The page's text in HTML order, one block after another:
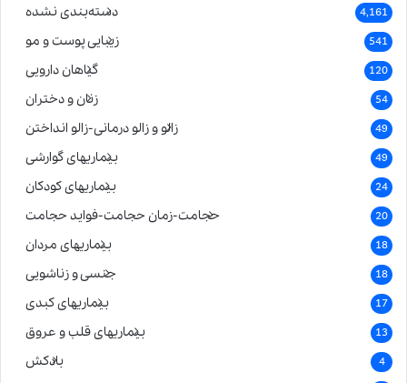
دسته‌بندی نشده 4,161
زیبایی پوست و مو 541
گیاهان دارویی 120
زنان و دختران 54
زالو و زالو درمانی-زالو انداختن 49
بیماریهای گوارشی 49
بیماریهای کودکان 24
حجامت-زمان حجامت-فواید حجامت 20
بیماریهای مردان 18
جنسی و زناشویی 18
بیماریهای کبدی 17
بیماریهای قلب و عروق 13
بادکش 4